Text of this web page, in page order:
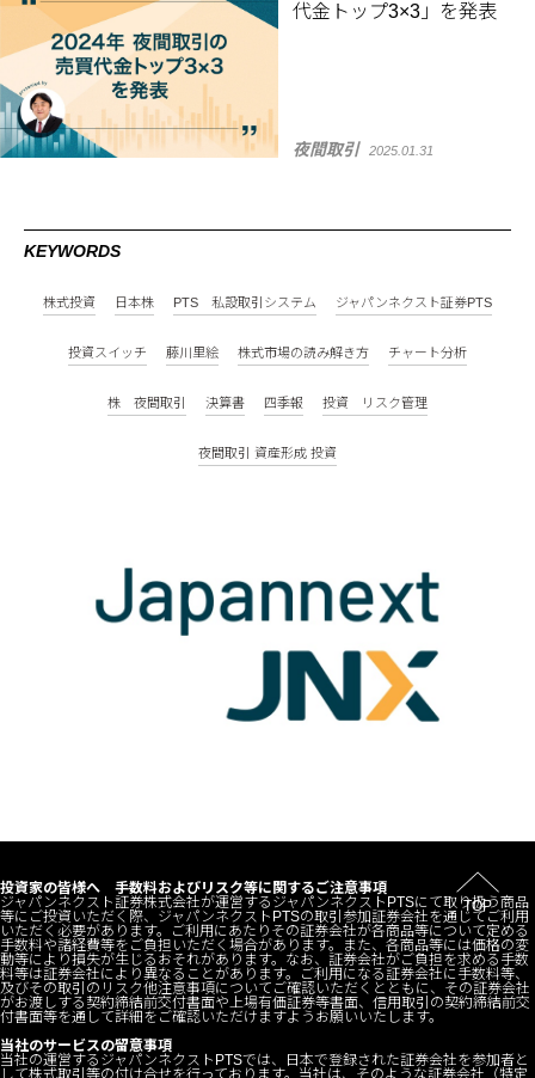
代金トップ3×3」を発表
夜間取引 2025.01.31
KEYWORDS
株式投資 日本株 PTS 私設取引システム ジャパンネクスト証券PTS
投資スイッチ 藤川里絵 株式市場の読み解き方 チャート分析
株 夜間取引 決算書 四季報 投資 リスク管理
夜間取引 資産形成 投資
TOP
投資家の皆様へ 手数料およびリスク等に関するご注意事項
ジャパンネクスト証券株式会社が運営するジャパンネクストPTSにて取り扱う商品
等にご投資いただく際、ジャパンネクストPTSの取引参加証券会社を通じてご利用
いただく必要があります。ご利用にあたりその証券会社が各商品等について定める
手数料や諸経費等をご負担いただく場合があります。また、各商品等には価格の変
動等により損失が生じるおそれがあります。なお、証券会社がご負担を求める手数
料等は証券会社により異なることがあります。ご利用になる証券会社に手数料等、
及びその取引のリスク他注意事項についてご確認いただくとともに、その証券会社
がお渡しする契約締結前交付書面や上場有価証券等書面、信用取引の契約締結前交
付書面等を通して詳細をご確認いただけますようお願いいたします。
当社のサービスの留意事項
当社の運営するジャパンネクストPTSでは、日本で登録された証券会社を参加者と